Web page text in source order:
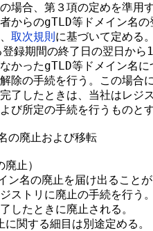
場合、第３項の定めを準用
からのgTLD等ドメイン名の
取次規則に基づいて定める
録期間の終了日の翌日から
かったgTLD等ドメイン名に
除の手続を行う。この場合
了したときは、当社はレジ
び所定の手続を行うものと
廃止および移転
止）
名の廃止を届け出ること
ストリに廃止の手続を行う
したときに廃止される。
関する細目は別途定める。